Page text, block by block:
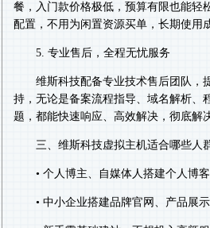
餐，入门款价格极低，预算有限也能轻
配置，不用为闲置资源买单，长期使用
5. 专业售后，全程无忧服务
维斯科技配备专业技术售后团队，
持，无论是备案流程指导、域名解析、
题，都能快速响应、高效解决，彻底解
三、维斯科技虚拟主机适合哪些人
• 个人博主、自媒体人搭建个人博
• 中小企业搭建品牌官网、产品展